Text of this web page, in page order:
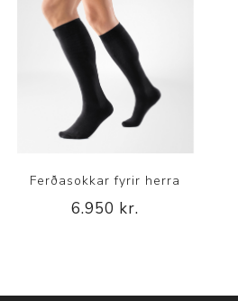
Ferðasokkar fyrir herra
6.950 kr.